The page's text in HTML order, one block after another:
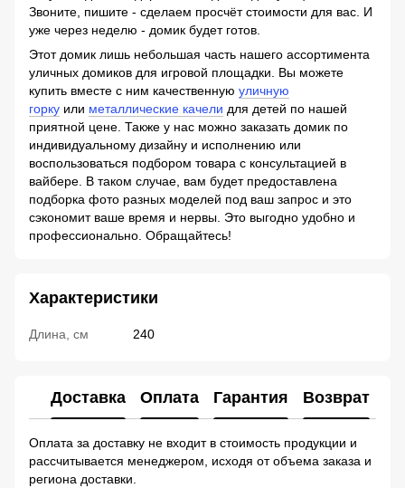
Звоните, пишите - сделаем просчёт стоимости для вас. И
уже через неделю - домик будет готов.
Этот домик лишь небольшая часть нашего ассортимента
уличных домиков для игровой площадки. Вы можете
купить вместе с ним качественную уличную
горку или металлические качели для детей по нашей
приятной цене. Также у нас можно заказать домик по
индивидуальному дизайну и исполнению или
воспользоваться подбором товара с консультацией в
вайбере. В таком случае, вам будет предоставлена ​​
подборка фото разных моделей под ваш запрос и это
сэкономит ваше время и нервы. Это выгодно удобно и
профессионально. Обращайтесь!
Характеристики
Длина, см 240
Доставка Оплата Гарантия Возврат
Оплата за доставку не входит в стоимость продукции и
рассчитывается менеджером, исходя от объема заказа и
региона доставки.